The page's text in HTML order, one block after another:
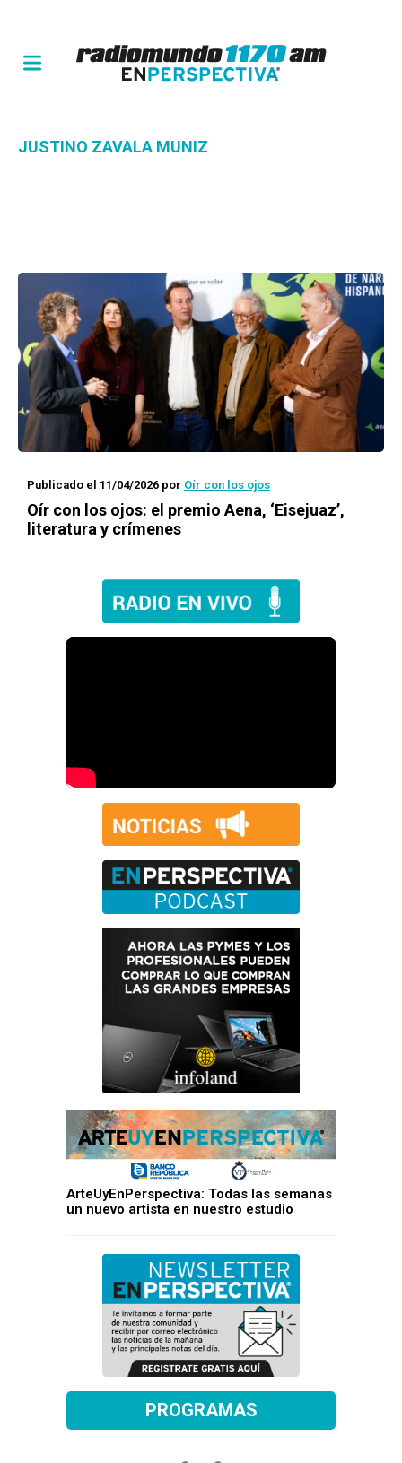
JUSTINO ZAVALA MUNIZ
Publicado el 11/04/2026 por Oír con los ojos
Oír con los ojos: el premio Aena, ‘Eisejuaz’,
literatura y crímenes
ArteUyEnPerspectiva: Todas las semanas
un nuevo artista en nuestro estudio
PROGRAMAS